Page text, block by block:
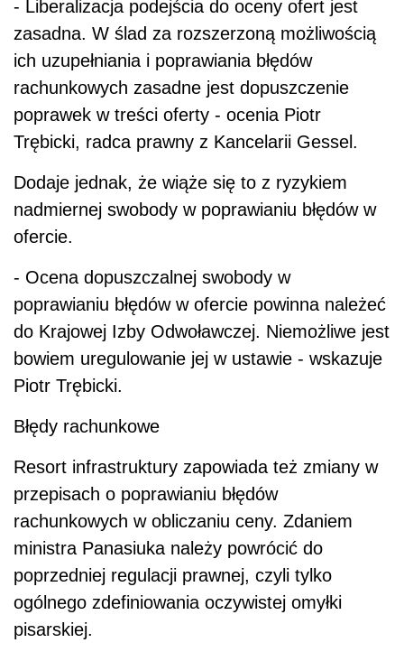
- Liberalizacja podejścia do oceny ofert jest
zasadna. W ślad za rozszerzoną możliwością
ich uzupełniania i poprawiania błędów
rachunkowych zasadne jest dopuszczenie
poprawek w treści oferty - ocenia Piotr
Trębicki, radca prawny z Kancelarii Gessel.
Dodaje jednak, że wiąże się to z ryzykiem
nadmiernej swobody w poprawianiu błędów w
ofercie.
- Ocena dopuszczalnej swobody w
poprawianiu błędów w ofercie powinna należeć
do Krajowej Izby Odwoławczej. Niemożliwe jest
bowiem uregulowanie jej w ustawie - wskazuje
Piotr Trębicki.
Błędy rachunkowe
Resort infrastruktury zapowiada też zmiany w
przepisach o poprawianiu błędów
rachunkowych w obliczaniu ceny. Zdaniem
ministra Panasiuka należy powrócić do
poprzedniej regulacji prawnej, czyli tylko
ogólnego zdefiniowania oczywistej omyłki
pisarskiej.